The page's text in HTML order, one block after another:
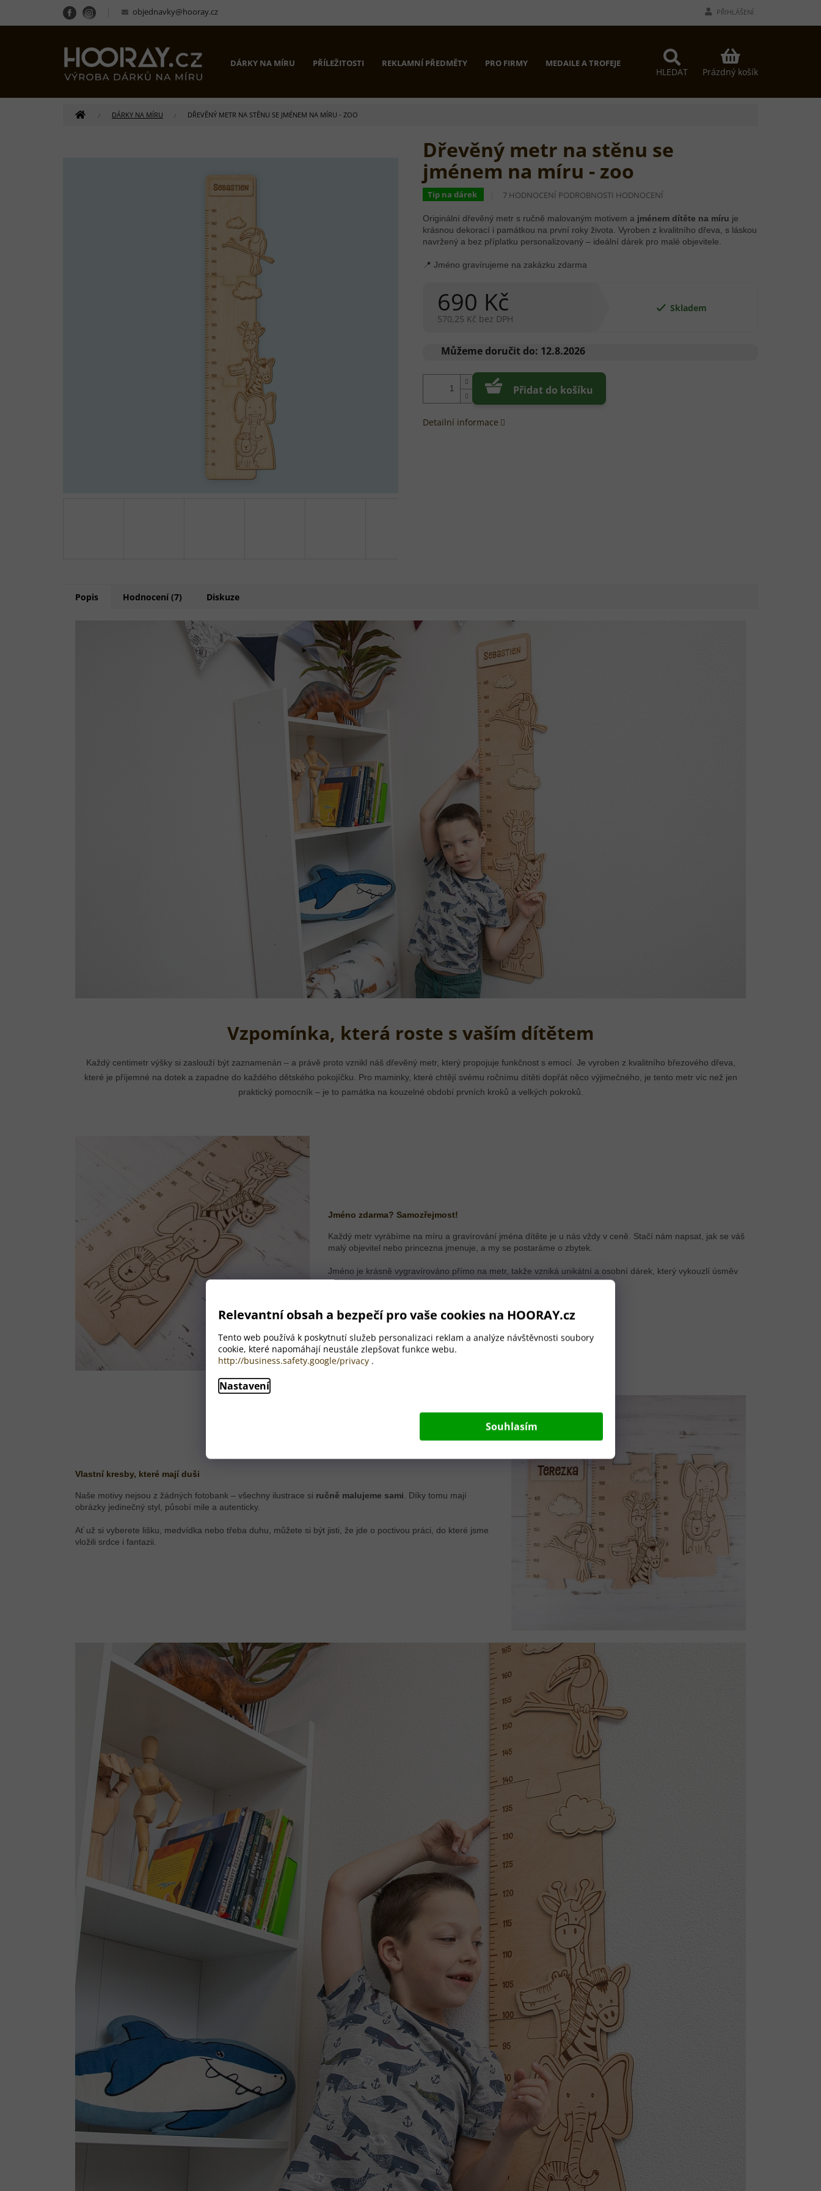
Relevantní obsah a bezpečí pro vaše cookies na HOORAY.cz
Tento web používá k poskytnutí služeb personalizaci reklam a analýze návštěvnosti soubory
cookie, které napomáhají neustále zlepšovat funkce webu.
http://business.safety.google/privacy .
Nastavení
Souhlasím
obsah
objednavky@hooray.cz PŘIHLÁŠENÍ
HLEDAT
NÁKUPNÍ
KOŠÍK
Prázdný košík
DÁRKY NA MÍRU PŘÍLEŽITOSTI REKLAMNÍ PŘEDMĚTY PRO FIRMY MEDAILE A TROFEJE PROČ MY? KONTAKTY
DOMŮ DÁRKY NA MÍRU DŘEVĚNÝ METR NA STĚNU SE JMÉNEM NA MÍRU - ZOO
Dřevěný metr na stěnu se
jménem na míru - zoo
Tip na dárek
PRŮMĚRNÉ
PRODUKTU
JE
5,0
Z
HVĚZDIČEK.
7 HODNOCENÍ PODROBNOSTI HODNOCENÍ
690 Kč
570,25 Kč bez DPH
cena:
Skladem
Můžeme doručit do: 12.8.2026
Přidat do košíku
Originální dřevěný metr s ručně malovaným motivem a jménem dítěte na míru je
krásnou dekorací i památkou na první roky života. Vyroben z kvalitního dřeva, s láskou
navržený a bez příplatku personalizovaný – ideální dárek pro malé objevitele.
📍 Jméno gravírujeme na zakázku zdarma
Detailní informace
Popis Hodnocení (7) Diskuze
Vzpomínka, která roste s vaším dítětem
Každý centimetr výšky si zaslouží být zaznamenán – a právě proto vznikl náš dřevěný metr, který propojuje funkčnost s emocí. Je vyroben z kvalitního březového dřeva,
které je příjemné na dotek a zapadne do každého dětského pokojíčku. Pro maminky, které chtějí svému ročnímu dítěti dopřát něco výjimečného, je tento metr víc než jen
praktický pomocník – je to památka na kouzelné období prvních kroků a velkých pokroků.
Jméno zdarma? Samozřejmost!
Každý metr vyrábíme na míru a gravírování jména dítěte je u nás vždy v ceně. Stačí nám napsat, jak se váš
malý objevitel nebo princezna jmenuje, a my se postaráme o zbytek.
Jméno je krásně vygravírováno přímo na metr, takže vzniká unikátní a osobní dárek, který vykouzlí úsměv
na tváři i po letech.
Vlastní kresby, které mají duši
Naše motivy nejsou z žádných fotobank – všechny ilustrace si ručně malujeme sami . Díky tomu mají
obrázky jedinečný styl, působí mile a autenticky.
Ať už si vyberete lišku, medvídka nebo třeba duhu, můžete si být jisti, že jde o poctivou práci, do které jsme
vložili srdce i fantazii.